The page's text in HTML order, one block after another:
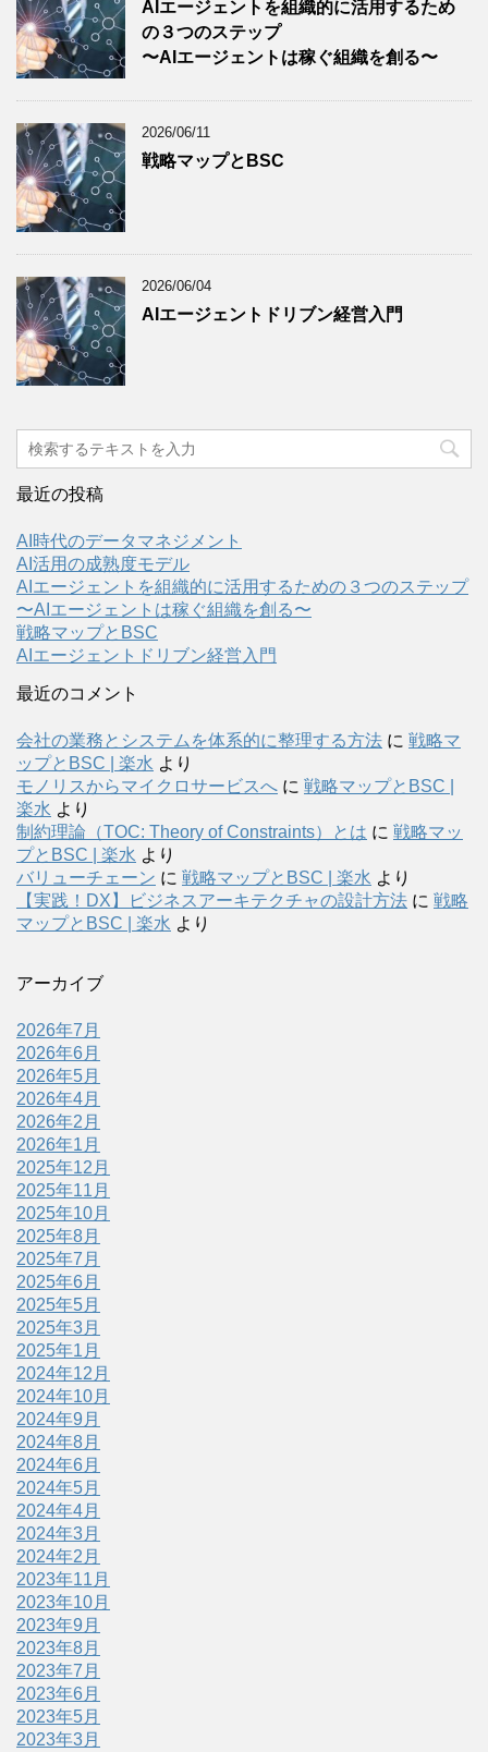
AIエージェントを組織的に活用するため
の３つのステップ
〜AIエージェントは稼ぐ組織を創る〜
2026/06/11
戦略マップとBSC
2026/06/04
AIエージェントドリブン経営入門
最近の投稿
AI時代のデータマネジメント
AI活用の成熟度モデル
AIエージェントを組織的に活用するための３つのステップ
〜AIエージェントは稼ぐ組織を創る〜
戦略マップとBSC
AIエージェントドリブン経営入門
最近のコメント
会社の業務とシステムを体系的に整理する方法 に 戦略マ
ップとBSC | 楽水 より
モノリスからマイクロサービスへ に 戦略マップとBSC |
楽水 より
制約理論（TOC: Theory of Constraints）とは に 戦略マッ
プとBSC | 楽水 より
バリューチェーン に 戦略マップとBSC | 楽水 より
【実践！DX】ビジネスアーキテクチャの設計方法 に 戦略
マップとBSC | 楽水 より
アーカイブ
2026年7月
2026年6月
2026年5月
2026年4月
2026年2月
2026年1月
2025年12月
2025年11月
2025年10月
2025年8月
2025年7月
2025年6月
2025年5月
2025年3月
2025年1月
2024年12月
2024年10月
2024年9月
2024年8月
2024年6月
2024年5月
2024年4月
2024年3月
2024年2月
2023年11月
2023年10月
2023年9月
2023年8月
2023年7月
2023年6月
2023年5月
2023年3月